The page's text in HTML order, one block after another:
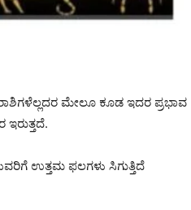
ಮೇಲೂ ಕೂಡ ಇದರ ಪ್ರಭಾವ
ಇರುತ್ತದೆ.
ಉತ್ತಮ ಫಲಗಳು ಸಿಗುತ್ತಿದೆ